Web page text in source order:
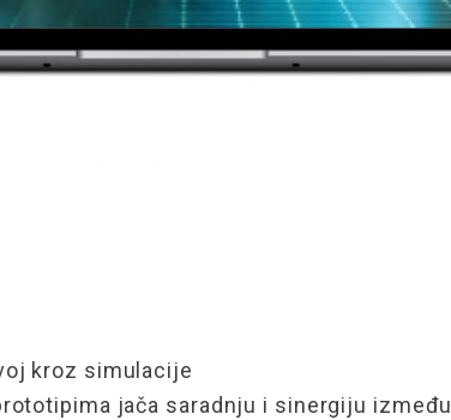
kroz simulacije
jača saradnju i sinergiju između